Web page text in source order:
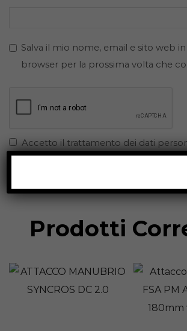
Salva il mio nome, email e sito web
browser per la prossima volta che
Accetto il trattamento dei dati
Prodotti